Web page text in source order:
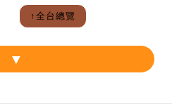
↑全台總覽